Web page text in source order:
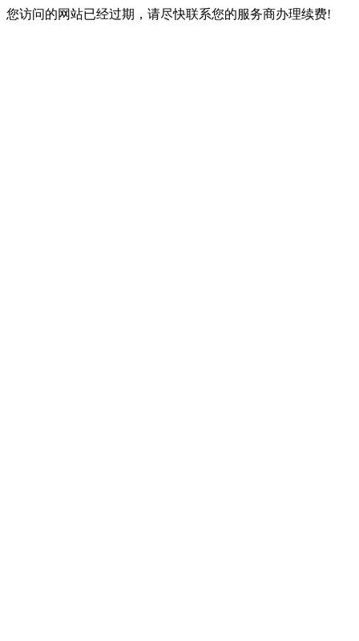
您访问的网站已经过期，请尽快联系您的服务商办理续费!